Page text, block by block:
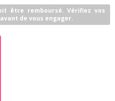
être remboursé. Vérifiez vos
de vous engager.